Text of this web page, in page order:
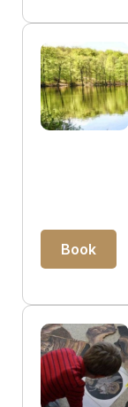
Book